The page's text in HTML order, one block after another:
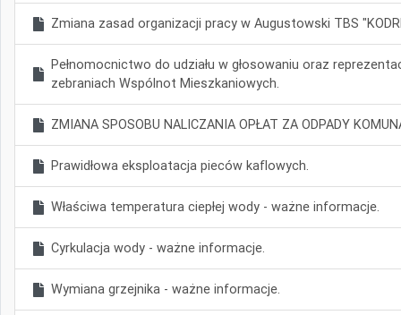
Zmiana zasad organizacji pracy w Augustowski TBS
Pełnomocnictwo do udziału w głosowaniu oraz
zebraniach Wspólnot Mieszkaniowych.
ZMIANA SPOSOBU NALICZANIA OPŁAT ZA ODPADY
Prawidłowa eksploatacja pieców kaflowych.
Właściwa temperatura ciepłej wody - ważne informacje.
Cyrkulacja wody - ważne informacje.
Wymiana grzejnika - ważne informacje.